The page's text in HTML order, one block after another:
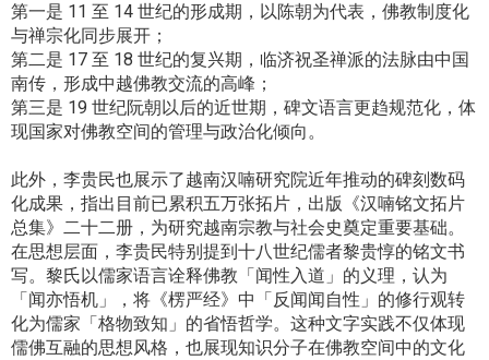
第一是 11 至 14 世纪的形成期，以陈朝为代表，佛教制度化
与禅宗化同步展开；
第二是 17 至 18 世纪的复兴期，临济祝圣禅派的法脉由中国
南传，形成中越佛教交流的高峰；
第三是 19 世纪阮朝以后的近世期，碑文语言更趋规范化，体
现国家对佛教空间的管理与政治化倾向。
此外，李贵民也展示了越南汉喃研究院近年推动的碑刻数码
化成果，指出目前已累积五万张拓片，出版《汉喃铭文拓片
总集》二十二册，为研究越南宗教与社会史奠定重要基础。
在思想层面，李贵民特别提到十八世纪儒者黎贵惇的铭文书
写。黎氏以儒家语言诠释佛教「闻性入道」的义理，认为
「闻亦悟机」，将《楞严经》中「反闻闻自性」的修行观转
化为儒家「格物致知」的省悟哲学。这种文字实践不仅体现
儒佛互融的思想风格，也展现知识分子在佛教空间中的文化